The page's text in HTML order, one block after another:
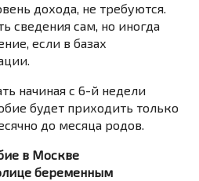
дохода, не требуются.
сведения сам, но иногда
если в базах
начиная с 6-й недели
будет приходить только
до месяца родов.
в Москве
беременным